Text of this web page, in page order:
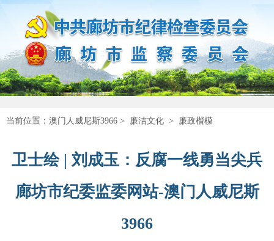
当前位置： 澳门人威尼斯3966 > 廉洁文化 > 廉政楷模
卫士绘 | 刘成玉：反腐一线勇当尖兵
廊坊市纪委监委网站-澳门人威尼斯
3966